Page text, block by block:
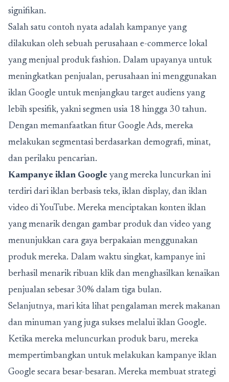
signifikan.
Salah satu contoh nyata adalah kampanye yang
dilakukan oleh sebuah perusahaan e-commerce lokal
yang menjual produk fashion. Dalam upayanya untuk
meningkatkan penjualan, perusahaan ini menggunakan
iklan Google untuk menjangkau target audiens yang
lebih spesifik, yakni segmen usia 18 hingga 30 tahun.
Dengan memanfaatkan fitur Google Ads, mereka
melakukan segmentasi berdasarkan demografi, minat,
dan perilaku pencarian.
Kampanye iklan Google yang mereka luncurkan ini
terdiri dari iklan berbasis teks, iklan display, dan iklan
video di YouTube. Mereka menciptakan konten iklan
yang menarik dengan gambar produk dan video yang
menunjukkan cara gaya berpakaian menggunakan
produk mereka. Dalam waktu singkat, kampanye ini
berhasil menarik ribuan klik dan menghasilkan kenaikan
penjualan sebesar 30% dalam tiga bulan.
Selanjutnya, mari kita lihat pengalaman merek makanan
dan minuman yang juga sukses melalui iklan Google.
Ketika mereka meluncurkan produk baru, mereka
mempertimbangkan untuk melakukan kampanye iklan
Google secara besar-besaran. Mereka membuat strategi